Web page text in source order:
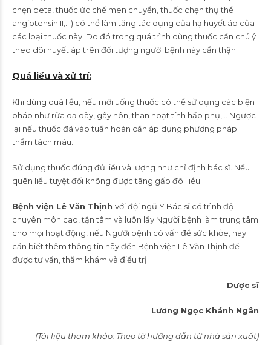
chẹn beta, thuốc ức chế men chuyển, thuốc chẹn thụ thể
angiotensin II,…) có thể làm tăng tác dụng của hạ huyết áp của
các loại thuốc này. Do đó trong quá trình dùng thuốc cần chú ý
theo dõi huyết áp trên đối tượng người bệnh này cẩn thận.
Quá liều và xử trí:
Khi dùng quá liều, nếu mới uống thuốc có thể sử dụng các biện
pháp như rửa dạ dày, gây nôn, than hoạt tính hấp phụ,… Ngược
lại nếu thuốc đã vào tuần hoàn cần áp dụng phương pháp
thẩm tách máu.
Sử dụng thuốc đúng đủ liều và lượng như chỉ định bác sĩ. Nếu
quên liều tuyệt đối không được tăng gấp đôi liều.
Bệnh viện Lê Văn Thịnh với đội ngũ Y Bác sĩ có trình độ
chuyên môn cao, tận tâm và luôn lấy Người bệnh làm trung tâm
cho mọi hoạt động, nếu Người bệnh có vấn đề sức khỏe, hay
cần biết thêm thông tin hãy đến Bệnh viện Lê Văn Thịnh để
được tư vấn, thăm khám và điều trị.
Dược sĩ
Lương Ngọc Khánh Ngân
(Tài liệu tham khảo: Theo tờ hướng dẫn từ nhà sản xuất)